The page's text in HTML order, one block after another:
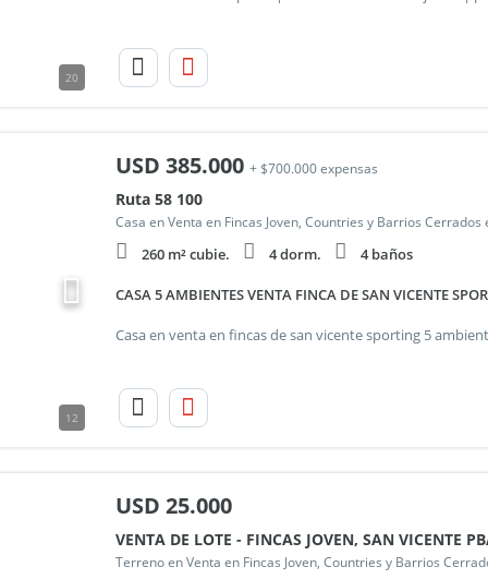
20
12
USD 385.000 + $700.000 expensas
Ruta 58 100
Casa en Venta en Fincas Joven, Countries y Barrios Cerrados
260 m² cubie. 4 dorm. 4 baños
CASA 5 AMBIENTES VENTA FINCA DE SAN VICENTE
USD 25.000
VENTA DE LOTE - FINCAS JOVEN, SAN VICENTE
Terreno en Venta en Fincas Joven, Countries y Barrios